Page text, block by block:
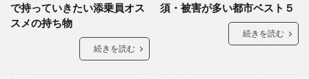
で持っていきたい添乗員オス
スメの持ち物
続きを読む
須・被害が多い都市ベスト５
続きを読む